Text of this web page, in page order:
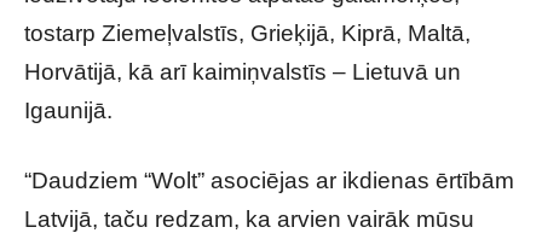
tostarp Ziemeļvalstīs, Grieķijā, Kiprā, Maltā,
Horvātijā, kā arī kaimiņvalstīs – Lietuvā un
Igaunijā.
“Daudziem “Wolt” asociējas ar ikdienas ērtībām
Latvijā, taču redzam, ka arvien vairāk mūsu